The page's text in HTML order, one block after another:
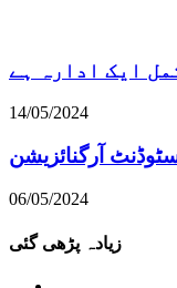
ایک ادارہ ہے
14/05/2024
آرگنائزیشن
06/05/2024
زیادہ پڑھی گئی